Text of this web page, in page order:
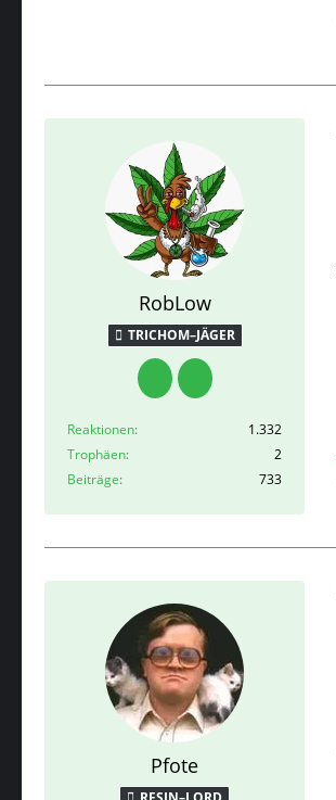
RobLow
TRICHOM–JÄGER
Reaktionen
1.332
Trophäen
2
Beiträge
733
Pfote